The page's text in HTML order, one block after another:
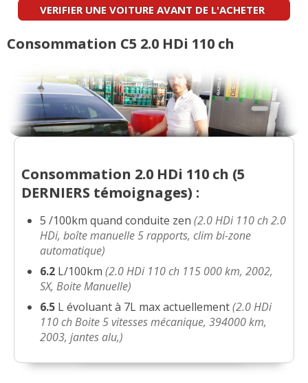
Poids:2aiment9n'aiment pas
Eclairage:2n'aiment pas
Fiabilité aiment 13n'aiment pas
Service après vente:2n'aiment pas
Entretien (coût):2aiment1n'aime pas
Coût assurance:1aime
15/20 2.0 HDi 110 ch 175000 2003(0
2003 Exclusive(1
02/20
2.0 HDi 110 ch 127000km, Année
2002(1 )
Break( 0 )
07/20
14/20
2.0 HDi 110 ch 88000km - 2003 -
Phase 1 - Bre(0 )
11/20
2.0 HDi 110 ch 181000, 2004, pack
VERIFIER UNE VOITURE AVANT DE L'ACHETER
Consommation C5 2.0 HDi 110 ch
Consommation 2.0 HDi 110 ch (5
DERNIERS témoignages) :
5 /100km quand conduite zen(2.0 HDi 110 ch 2.0
HDi, boîte manuelle 5 rapports, clim bi-zone
automatique)
6.2 L/100km(2.0 HDi 110 ch 115 000 km, 2002,
SX, Boite Manuelle)
6.5 Lévoluant à 7L max actuellement(2.0 HDi
110 ch Boite 5 vitesses mécanique, 394000 km,
2003, jantes alu,)